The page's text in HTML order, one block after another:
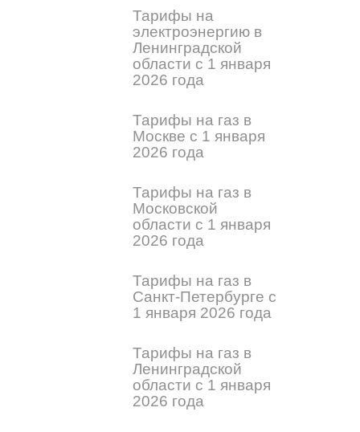
Тарифы на
электроэнергию в
Ленинградской
области с 1 января
2026 года
Тарифы на газ в
Москве с 1 января
2026 года
Тарифы на газ в
Московской
области с 1 января
2026 года
Тарифы на газ в
Санкт-Петербурге с
1 января 2026 года
Тарифы на газ в
Ленинградской
области с 1 января
2026 года